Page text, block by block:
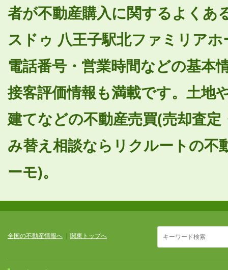
者が不動産購入に関するよくあ
スドゥ 八王子駅北ファミリア
電話番号・営業時間などの基本
接客評価情報も満載です。土地
建てなどの不動産売買(売却査
み替え相談ならリクルートの不
ーモ)。
全国の不動産情報へ 関東トップへ